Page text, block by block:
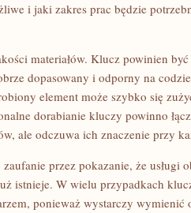
i jaki zakres prac będzie
materiałów. Klucz powinien
dopasowany i odporny na
element może szybko się
dorabianie kluczy powinno
ale odczuwa ich znaczenie przy
przez pokazanie, że usługi
istnieje. W wielu przypadkach
ponieważ wystarczy